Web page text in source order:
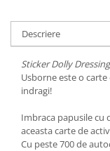
Descriere
Sticker Dolly
Usborne este o
indragi!
Imbraca papusile cu
aceasta carte de
Cu peste 700 de